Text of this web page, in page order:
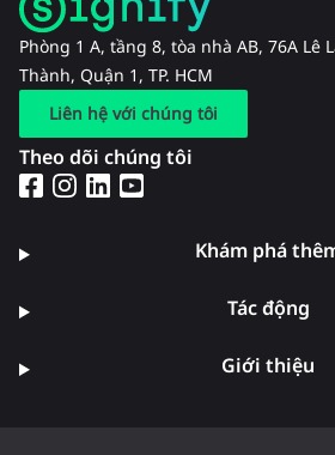
Phòng 1 A, tầng 8, tòa nhà AB, 76A Lê
Thành, Quận 1, TP. HCM
Liên hệ với chúng tôi
Theo dõi chúng tôi
Khám phá
Tác động
Giới thiệu